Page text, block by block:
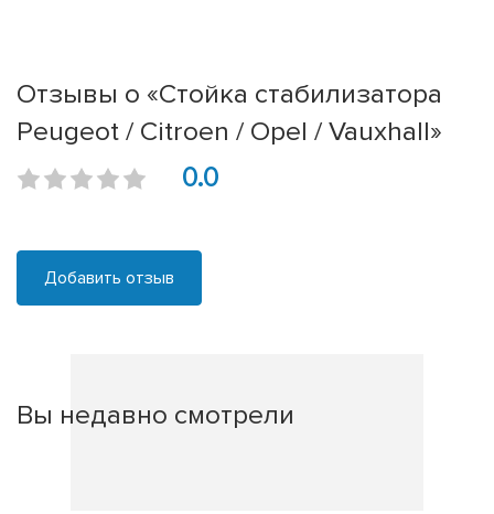
Отзывы о «Стойка стабилизатора
Peugeot / Citroen / Opel / Vauxhall»
0.0
Добавить отзыв
Вы недавно смотрели